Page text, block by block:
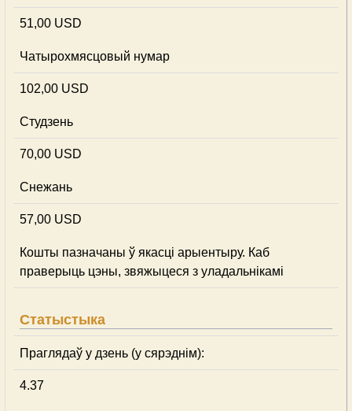
51,00 USD
Чатырохмясцовый нумар
102,00 USD
Студзень
70,00 USD
Снежань
57,00 USD
Кошты пазначаны ў якасці арыентыру. Каб
праверыць цэны, звяжыцеся з уладальнікамі
Статыстыка
Праглядаў у дзень (у сярэднім):
4.37